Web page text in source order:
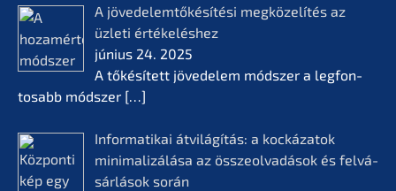
A jövedelem­tőké­sí­té­si megkö­ze­lí­tés az
üzleti értékelés­hez
június 24. 2025
A tőkésí­tett jövede­lem módszer a legfon­
tosabb módszer […]
Infor­ma­ti­kai átvilá­gí­tás: a kocká­z­a­tok
minima­li­zá­lá­sa az összeol­va­dá­sok és felvá­
sár­lá­sok során